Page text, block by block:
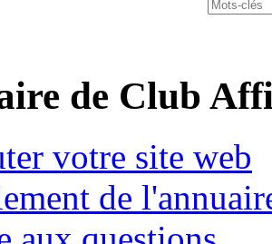
de Club
votre site web
de